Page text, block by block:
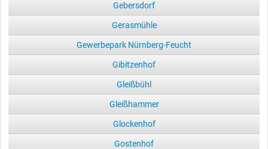
Gebersdorf
Gerasmühle
Gewerbepark Nürnberg-Feucht
Gibitzenhof
Gleißbühl
Gleißhammer
Glockenhof
Gostenhof